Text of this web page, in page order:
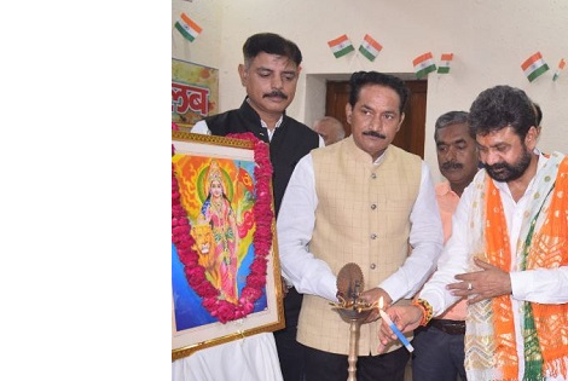
16,
2025